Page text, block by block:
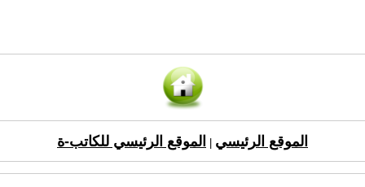
الموقع الرئيسي الموقع الرئيسي للكاتب-ة